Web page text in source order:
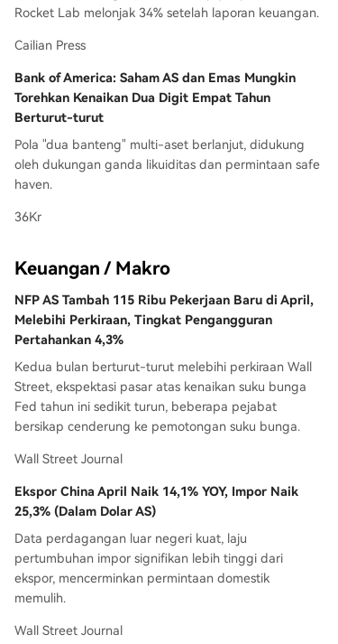
Rocket Lab melonjak 34% setelah laporan keuangan.
Cailian Press
Bank of America: Saham AS dan Emas Mungkin
Torehkan Kenaikan Dua Digit Empat Tahun
Berturut-turut
Pola "dua banteng" multi-aset berlanjut, didukung
oleh dukungan ganda likuiditas dan permintaan safe
haven.
36Kr
Keuangan / Makro
NFP AS Tambah 115 Ribu Pekerjaan Baru di April,
Melebihi Perkiraan, Tingkat Pengangguran
Pertahankan 4,3%
Kedua bulan berturut-turut melebihi perkiraan Wall
Street, ekspektasi pasar atas kenaikan suku bunga
Fed tahun ini sedikit turun, beberapa pejabat
bersikap cenderung ke pemotongan suku bunga.
Wall Street Journal
Ekspor China April Naik 14,1% YOY, Impor Naik
25,3% (Dalam Dolar AS)
Data perdagangan luar negeri kuat, laju
pertumbuhan impor signifikan lebih tinggi dari
ekspor, mencerminkan permintaan domestik
memulih.
Wall Street Journal